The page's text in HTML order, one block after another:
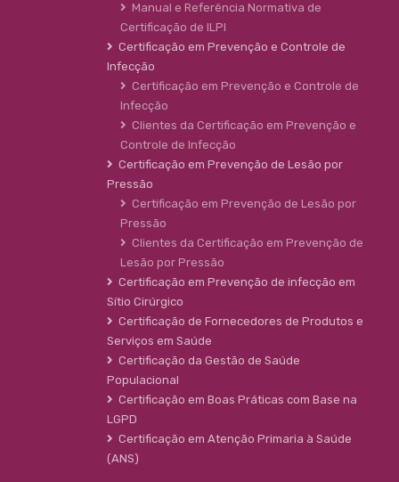
Manual e Referência Normativa de
Certificação de ILPI
Certificação em Prevenção e Controle de
Infecção
Certificação em Prevenção e Controle de
Infecção
Clientes da Certificação em Prevenção e
Controle de Infecção
Certificação em Prevenção de Lesão por
Pressão
Certificação em Prevenção de Lesão por
Pressão
Clientes da Certificação em Prevenção de
Lesão por Pressão
Certificação em Prevenção de infecção em
Sítio Cirúrgico
Certificação de Fornecedores de Produtos e
Serviços em Saúde
Certificação da Gestão de Saúde
Populacional
Certificação em Boas Práticas com Base na
LGPD
Certificação em Atenção Primaria à Saúde
(ANS)